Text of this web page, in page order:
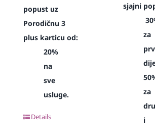
popust uz
Porodičnu 3
plus karticu od:
20%
na
sve
usluge.
Details
sjajni
za
za
i